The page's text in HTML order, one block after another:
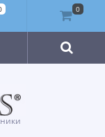
0